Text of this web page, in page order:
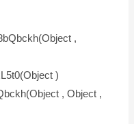
,
)
, Object ,